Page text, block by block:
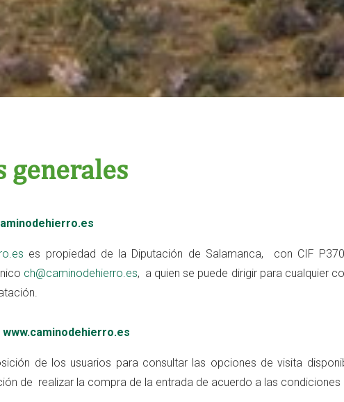
generales
es propiedad de la Diputación de Salamanca, con CIF
ch@caminodehierro.es, a quien se puede dirigir para cualquier
www.caminodehierro.es
de los usuarios para consultar las opciones de visita
de realizar la compra de la entrada de acuerdo a las